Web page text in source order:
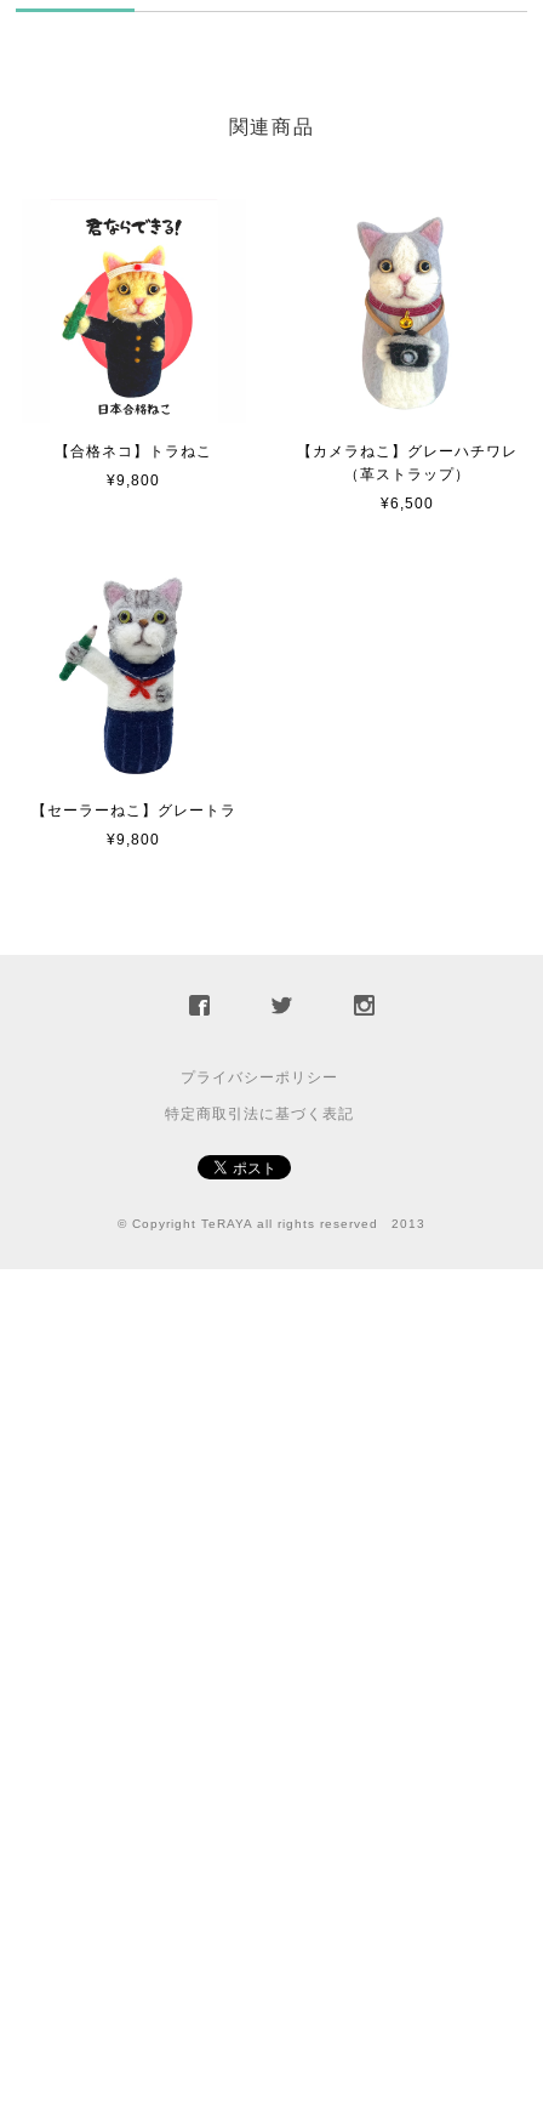
関連商品
【合格ネコ】トラねこ
¥9,800
【カメラねこ】グレーハチワレ
（革ストラップ）
¥6,500
【セーラーねこ】グレートラ
¥9,800
プライバシーポリシー
特定商取引法に基づく表記
© Copyright TeRAYA all rights reserved 2013